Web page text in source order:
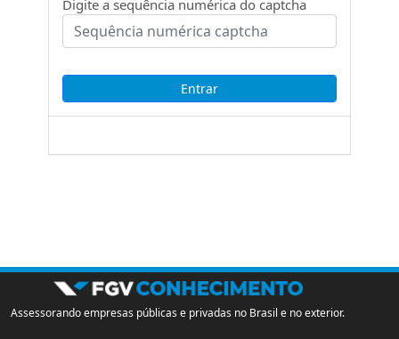
Digite a sequência numérica do captcha
Assessorando empresas públicas e privadas no Brasil e no exterior.